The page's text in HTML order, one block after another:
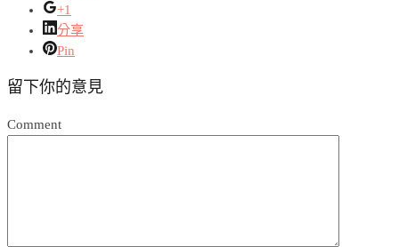
+1
分享
Pin
留下你的意見
Comment